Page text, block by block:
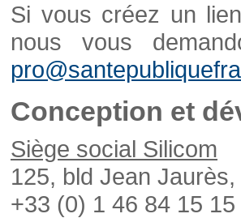
Si vous créez un
nous vous
Conception et
Siège social Silicom
125, bld Jean
+33 (0) 1 46 84 15 15